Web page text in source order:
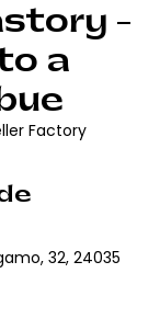
-
a
Factory
32, 24035